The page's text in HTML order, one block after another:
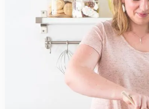
hoogtepunten